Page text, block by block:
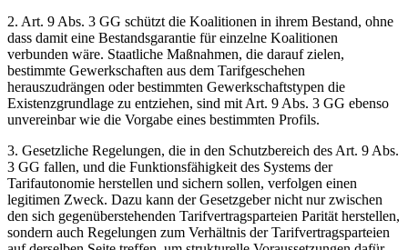
2. Art. 9 Abs. 3 GG schützt die Koalitionen in ihrem Bestand, ohne
dass damit eine Bestandsgarantie für einzelne Koalitionen
verbunden wäre. Staatliche Maßnahmen, die darauf zielen,
bestimmte Gewerkschaften aus dem Tarifgeschehen
herauszudrängen oder bestimmten Gewerkschaftstypen die
Existenzgrundlage zu entziehen, sind mit Art. 9 Abs. 3 GG ebenso
unvereinbar wie die Vorgabe eines bestimmten Profils.
3. Gesetzliche Regelungen, die in den Schutzbereich des Art. 9 Abs.
3 GG fallen, und die Funktionsfähigkeit des Systems der
Tarifautonomie herstellen und sichern sollen, verfolgen einen
legitimen Zweck. Dazu kann der Gesetzgeber nicht nur zwischen
den sich gegenüberstehenden Tarifvertragsparteien Parität herstellen,
sondern auch Regelungen zum Verhältnis der Tarifvertragsparteien